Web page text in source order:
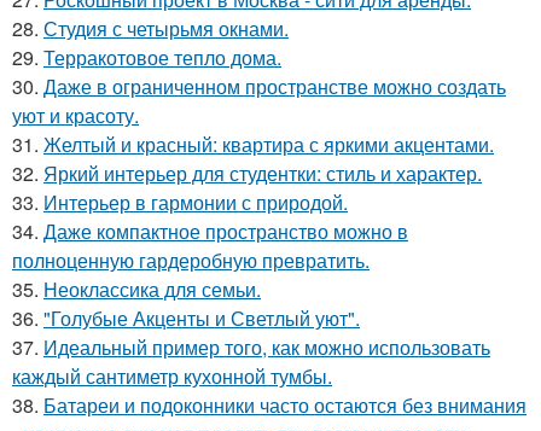
28. Студия с четырьмя окнами.
29. Терракотовое тепло дома.
30. Даже в ограниченном пространстве можно создать
уют и красоту.
31. Желтый и красный: квартира с яркими акцентами.
32. Яркий интерьер для студентки: стиль и характер.
33. Интерьер в гармонии с природой.
34. Даже компактное пространство можно в
полноценную гардеробную превратить.
35. Неоклассика для семьи.
36. "Голубые Акценты и Светлый уют".
37. Идеальный пример того, как можно использовать
каждый сантиметр кухонной тумбы.
38. Батареи и подоконники часто остаются без внимания